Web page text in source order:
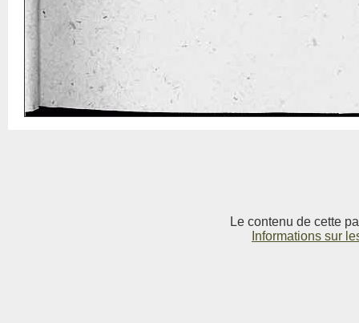
Le contenu de cette
Informations sur